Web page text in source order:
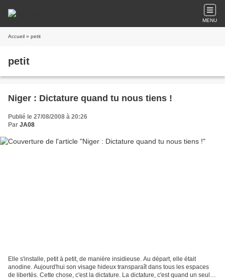
MENU
Accueil » petit
petit
Niger : Dictature quand tu nous tiens !
Publié le 27/08/2008 à 20:26
Par JA08
Elle s'installe, petit à petit, de manière insidieuse. Au départ, elle était
anodine. Aujourd'hui son visage hideux transparaît dans tous les espaces
de libertés. Cette chose, c'est la dictature. La dictature, c'est quand un seul